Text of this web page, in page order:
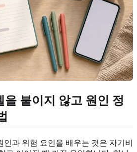
을 붙이지 않고 원인 정
과 위험 요인을 배우는 것은 자기비